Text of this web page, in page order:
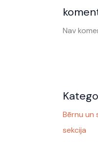
Nav
Bērnu un
sekcija